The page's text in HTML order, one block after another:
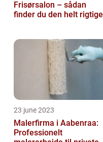
Frisørsalon – sådan
finder du den helt rigtige
23 june 2023
Malerfirma i Aabenraa:
Professionelt